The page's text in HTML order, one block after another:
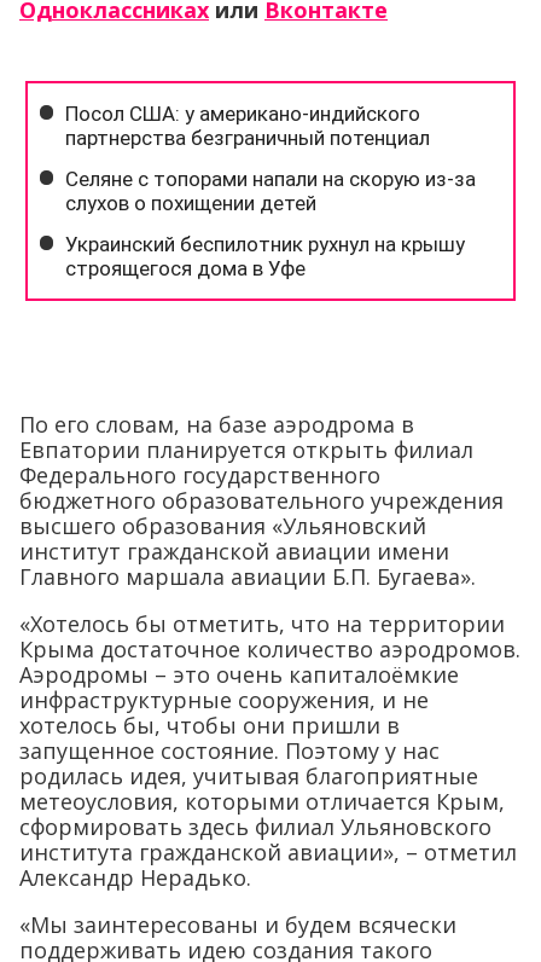
Одноклассниках или Вконтакте
По его словам, на базе аэродрома в
Евпатории планируется открыть филиал
Федерального государственного
бюджетного образовательного учреждения
высшего образования «Ульяновский
институт гражданской авиации имени
Главного маршала авиации Б.П. Бугаева».
«Хотелось бы отметить, что на территории
Крыма достаточное количество аэродромов.
Аэродромы – это очень капиталоёмкие
инфраструктурные сооружения, и не
хотелось бы, чтобы они пришли в
запущенное состояние. Поэтому у нас
родилась идея, учитывая благоприятные
метеоусловия, которыми отличается Крым,
сформировать здесь филиал Ульяновского
института гражданской авиации», – отметил
Александр Нерадько.
«Мы заинтересованы и будем всячески
поддерживать идею создания такого